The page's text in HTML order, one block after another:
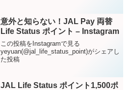
意外と知らない！JAL Pay 両替
Life Status ポイント – Instagram
この投稿をInstagramで見る
yeyuan(@jal_life_status_point)がシェアし
た投稿
JAL Life Status ポイント1,500ポ